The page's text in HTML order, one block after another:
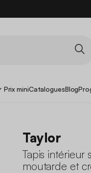
Prix miniCataloguesBlog
Taylor
Tapis intérieur
moutarde et